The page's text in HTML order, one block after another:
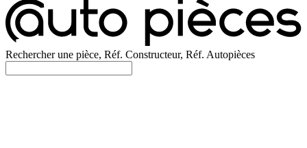
Rechercher une pièce, Réf. Constructeur, Réf. Autopièces